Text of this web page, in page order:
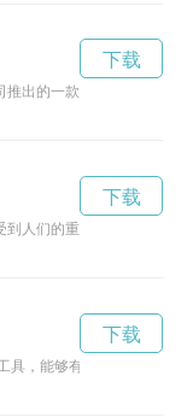
出的一款加速器产品的
下载
到人们的重视。而国外的
下载
具，能够有效加快网络速
下载